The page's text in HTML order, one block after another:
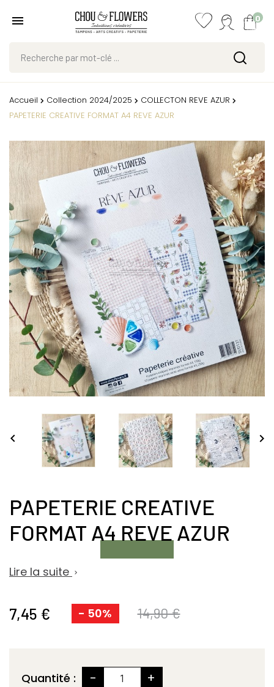
0
Accueil Collection 2024/2025
COLLECTON REVE AZUR
PAPETERIE CREATIVE FORMAT A4 REVE AZUR
 
PAPETERIE CREATIVE
FORMAT A4 REVE AZUR
Lire la suite 
7,45 € - 50% 14,90 €
Quantité : - +